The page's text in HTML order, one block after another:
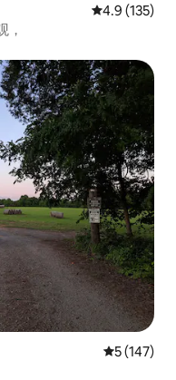
平均评分 4.9
4.9 (135)
，
平均评分 5
5 (147)